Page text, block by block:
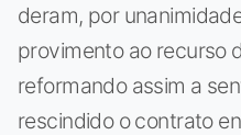
deram, por
provimento ao recurso
reformando assim a
rescindido o contrato